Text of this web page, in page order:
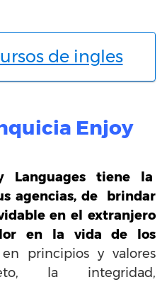
de ingles
Enjoy
Languages tiene la
agencias, de brindar
en el extranjero
en la vida de los
en principios y valores
la integridad,